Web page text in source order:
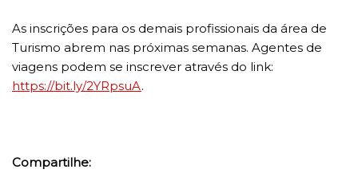
As inscrições para os demais profissionais da área de
Turismo abrem nas próximas semanas. Agentes de
viagens podem se inscrever através do link:
https://bit.ly/2YRpsuA.
Compartilhe: